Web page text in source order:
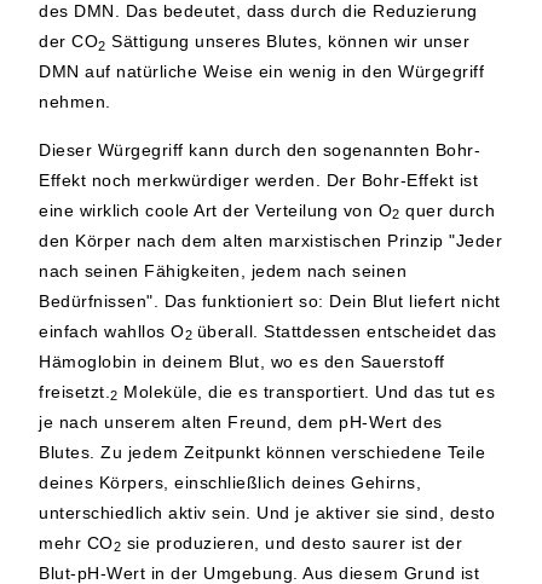
des DMN. Das bedeutet, dass durch die Reduzierung
der CO2 Sättigung unseres Blutes, können wir unser
DMN auf natürliche Weise ein wenig in den Würgegriff
nehmen.
Dieser Würgegriff kann durch den sogenannten Bohr-
Effekt noch merkwürdiger werden. Der Bohr-Effekt ist
eine wirklich coole Art der Verteilung von O2 quer durch
den Körper nach dem alten marxistischen Prinzip "Jeder
nach seinen Fähigkeiten, jedem nach seinen
Bedürfnissen". Das funktioniert so: Dein Blut liefert nicht
einfach wahllos O2 überall. Stattdessen entscheidet das
Hämoglobin in deinem Blut, wo es den Sauerstoff
freisetzt.2 Moleküle, die es transportiert. Und das tut es
je nach unserem alten Freund, dem pH-Wert des
Blutes. Zu jedem Zeitpunkt können verschiedene Teile
deines Körpers, einschließlich deines Gehirns,
unterschiedlich aktiv sein. Und je aktiver sie sind, desto
mehr CO2 sie produzieren, und desto saurer ist der
Blut-pH-Wert in der Umgebung. Aus diesem Grund ist